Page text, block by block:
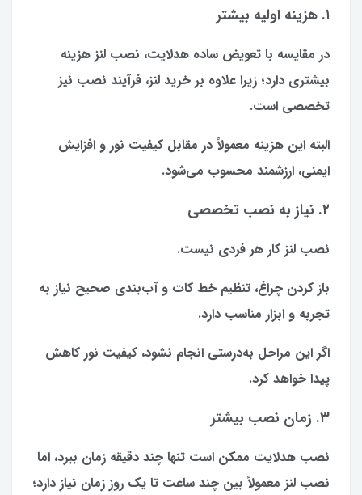
۱. هزینه اولیه بیشتر
در مقایسه با تعویض ساده هدلایت، نصب لنز هزینه
بیشتری دارد؛ زیرا علاوه بر خرید لنز، فرآیند نصب نیز
تخصصی است.
البته این هزینه معمولاً در مقابل کیفیت نور و افزایش
ایمنی، ارزشمند محسوب می‌شود.
۲. نیاز به نصب تخصصی
نصب لنز کار هر فردی نیست.
باز کردن چراغ، تنظیم خط کات و آب‌بندی صحیح نیاز به
تجربه و ابزار مناسب دارد.
اگر این مراحل به‌درستی انجام نشود، کیفیت نور کاهش
پیدا خواهد کرد.
۳. زمان نصب بیشتر
نصب هدلایت ممکن است تنها چند دقیقه زمان ببرد، اما
نصب لنز معمولاً بین چند ساعت تا یک روز زمان نیاز دارد؛